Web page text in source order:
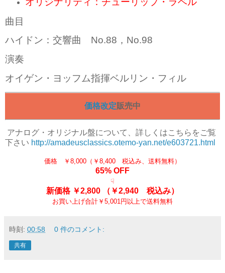
曲目
ハイドン：交響曲 No.88，No.98
演奏
オイゲン・ヨッフム指揮ベルリン・フィル
価格改定販売中
アナログ ・オリジナル盤について、詳しくはこちらをご覧
下さい http://amadeusclassics.otemo-yan.net/e603721.html
価格 ￥8,000（￥8,400 税込み、送料無料）
65% OFF
☟
新価格 ￥2,800 （￥2,940 税込み）
お買い上げ合計￥5,001円以上で送料無料
時刻: 00:58 0 件のコメント:
共有